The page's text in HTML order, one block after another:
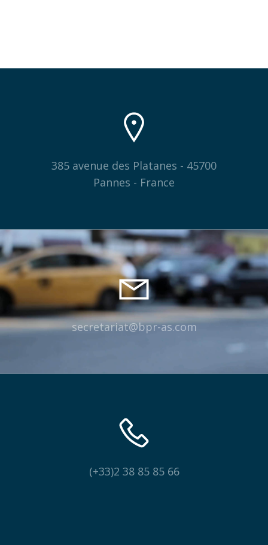
385 avenue des Platanes - 45700
Pannes - France
secretariat@bpr-as.com
(+33)2 38 85 85 66